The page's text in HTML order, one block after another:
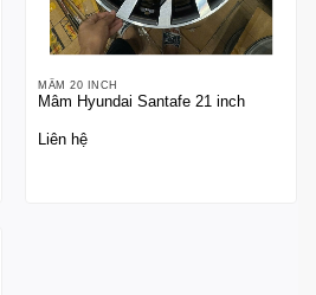
MÂM 20 INCH
Mâm Hyundai Santafe 21 inch
Liên hệ